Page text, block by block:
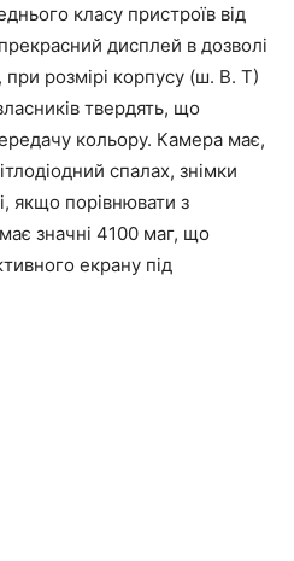
класу пристроїв від
дисплей в дозволі
при розмірі корпусу (ш. В. Т)
твердять, що
кольору. Камера має,
спалах, знімки
якщо порівнювати з
значні 4100 маг, що
екрану під